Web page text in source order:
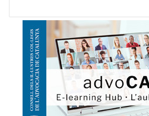
s
d
r
e
t
s
l
i